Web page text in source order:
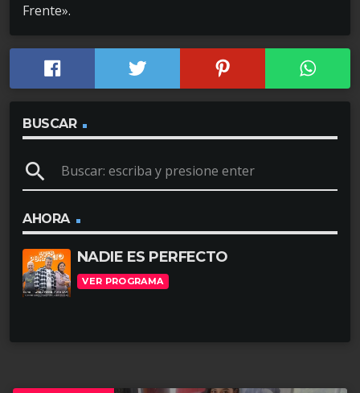
Frente».
BUSCAR
search
AHORA
NADIE ES PERFECTO
VER PROGRAMA